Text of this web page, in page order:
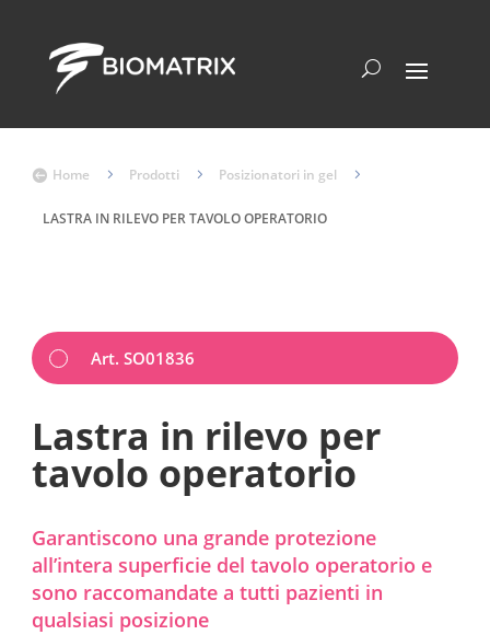
 Home 5 Prodotti 5 Posizionatori in gel 5
LASTRA IN RILEVO PER TAVOLO OPERATORIO
Art. SO01836
Lastra in rilevo per
tavolo operatorio
Garantiscono una grande protezione
all’intera superficie del tavolo operatorio e
sono raccomandate a tutti pazienti in
qualsiasi posizione